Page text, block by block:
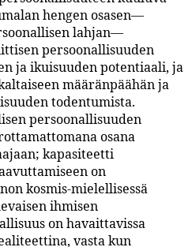
hengen osasen—
lahjan—
persoonallisuuden
ja ikuisuuden potentiaali, ja
määränpäähän ja
todentumista.
persoonallisuuden
osana
kapasiteetti
on
kosmis-mielellisessä
ihmisen
on havaittavissa
vasta kun